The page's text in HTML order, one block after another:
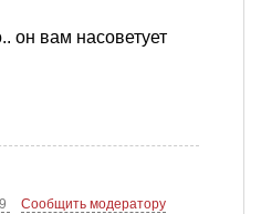
он вам насоветует
Сообщить модератору